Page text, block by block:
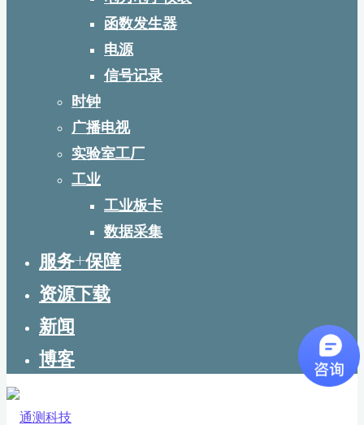
函数发生器
电源
信号记录
时钟
广播电视
实验室工厂
工业
工业板卡
数据采集
服务+保障
资源下载
新闻
博客